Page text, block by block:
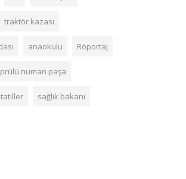
traktör kazası
anaokulu Röportaj
numan paşa
sağlık bakanı